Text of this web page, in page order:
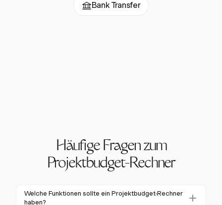
Bank Transfer
Häufige Fragen zum
Projektbudget-Rechner
Welche Funktionen sollte ein Projektbudget-Rechner
haben?